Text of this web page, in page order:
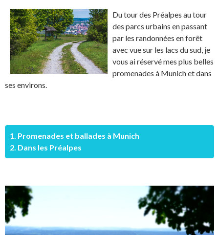
Du tour des Préalpes au tour
des parcs urbains en passant
par les randonnées en forêt
avec vue sur les lacs du sud, je
vous ai réservé mes plus belles
promenades à Munich et dans
ses environs.
1. Promenades et ballades à Munich
2. Dans les Préalpes